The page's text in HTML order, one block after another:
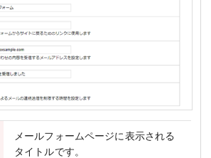
メールフォームページに表示される
タイトルです。